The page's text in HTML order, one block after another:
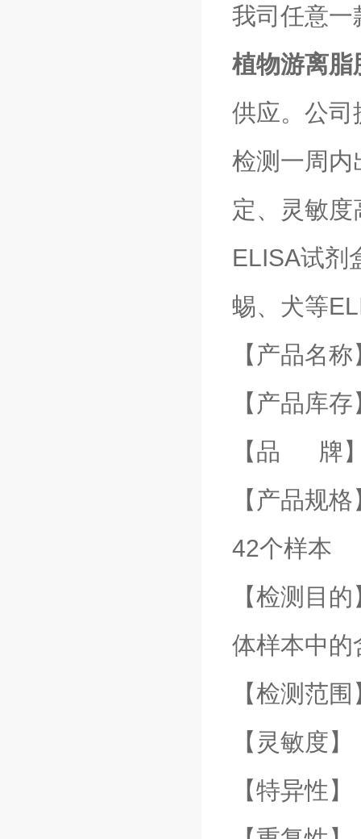
我司任意一
植物游离
供应。公司
检测一周内
定、灵敏
ELISA试剂
蜴、犬等
【产品名
【产品库
【品 牌
【产品规
42个样本
【检测目
体样本中的
【检测范
【灵敏度
【特异性